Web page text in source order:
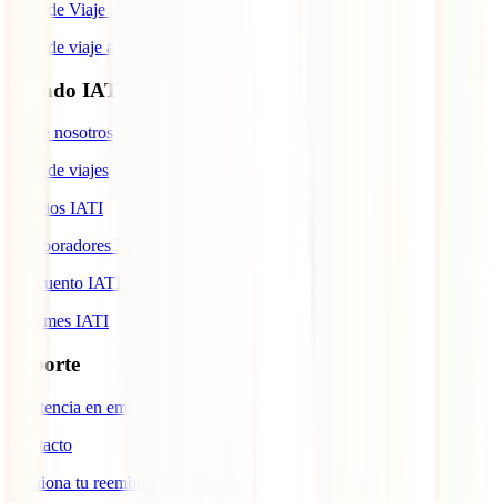
Guía de Viaje a Cuba
Guía de viaje a Indonesia
Mundo IATI
Sobre nosotros
Blog de viajes
Premios IATI
Colaboradores IATI
Descuento IATI
Informes IATI
Soporte
Asistencia en emergencias
Contacto
Gestiona tu reembolso